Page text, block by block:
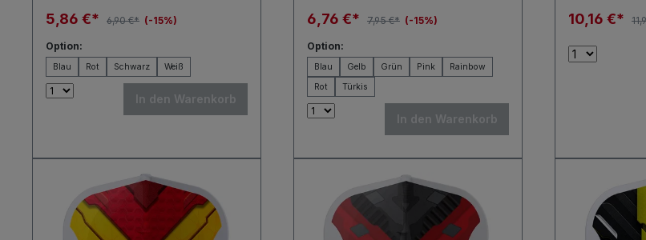
5,86 €* 6,90 €* (-15%)
Option:
Blau Rot Schwarz Weiß
In den Warenkorb
6,76 €*
7,95 €* (-15%)
Option:
Blau Gelb Grün Pink
Rainbow
Rot
Türkis
In den Warenkorb
10,16 €*